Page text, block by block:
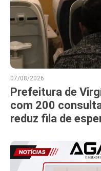
07/08/2026
Prefeitura de
com 200
reduz fila de